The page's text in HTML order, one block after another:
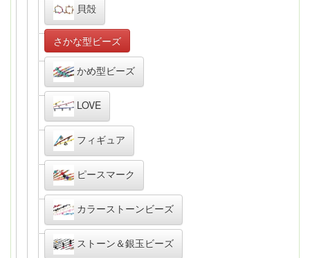
貝殻
さかな型ビーズ
かめ型ビーズ
LOVE
フィギュア
ピースマーク
カラーストーンビーズ
ストーン＆銀玉ビーズ